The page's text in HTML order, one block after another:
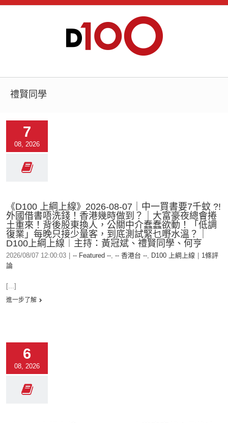
禮賢同學
7
08, 2026
《D100 上綱上線》2026-08-07｜中一買書要7千蚊 ?!
外國借書唔洗錢！香港幾時做到？｜大富豪夜總會捲
土重來！背後股東換人，公關中介蠢蠢欲動！「低調
復業」每晚只接少量客，到底測試緊乜嘢水溫？｜
D100上綱上線︱主持：黃冠斌、禮賢同學、何亨
2026/08/07 12:00:03 -- Featured --, -- 香港台 --, D100 上綱上線
1條評
論
[...]
進一步了解
6
08, 2026